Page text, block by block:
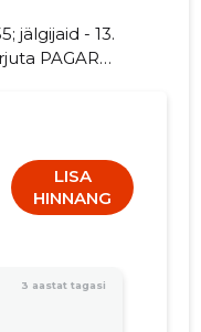
jälgijaid - 13.
LISA
HINNANG
3 aastat tagasi